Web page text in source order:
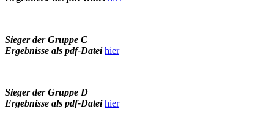
Sieger der Gruppe C
Ergebnisse als pdf-Dateihier
Sieger der Gruppe D
Ergebnisse als pdf-Dateihier